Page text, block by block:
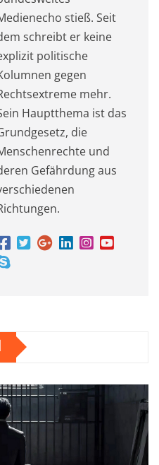
stieß. Seit
schreibt er keine
politische
gegen
mehr.
Hauptthema ist das
die
und
Gefährdung aus